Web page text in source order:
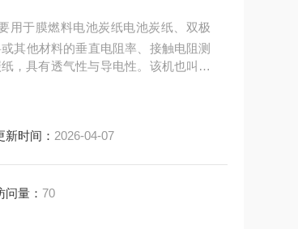
用于膜燃料电池炭纸电池炭纸、双极
其他材料的垂直电阻率、接触电阻测
，具有透气性与导电性。该机也叫碳
新时间： 2026-04-07
问量： 70